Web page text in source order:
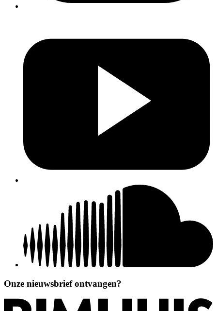
Onze nieuwsbrief ontvangen?